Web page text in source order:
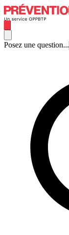
Posez une question...